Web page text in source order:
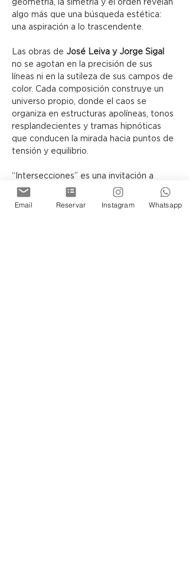
geometría, la simetría y el orden revelan
algo más que una búsqueda estética:
una aspiración a lo trascendente.
Las obras de José Leiva y Jorge Sigal
no se agotan en la precisión de sus
líneas ni en la sutileza de sus campos de
color. Cada composición construye un
universo propio, donde el caos se
organiza en estructuras apolíneas, tonos
resplandecientes y tramas hipnóticas
que conducen la mirada hacia puntos de
tensión y equilibrio.
“Intersecciones” es una invitación a
contemplar cómo, a través del lenguaje
abstracto, el lienzo puede
Email Reservar Instagram Whatsapp